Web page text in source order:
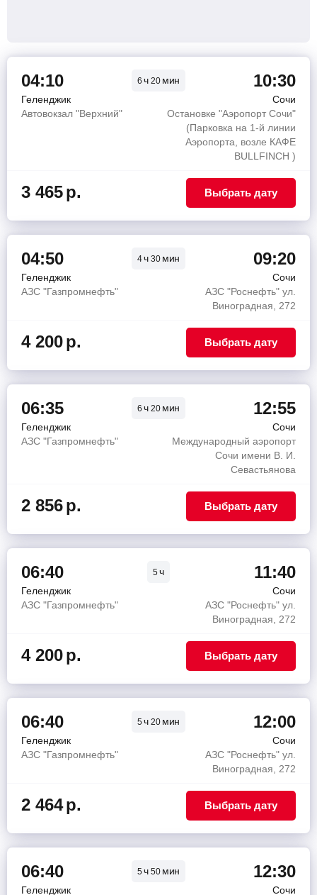
04:10 6ч 20 мин 10:30
Геленджик
Сочи
Автовокзал "Верхний"
Остановке "Аэропорт Сочи"
(Парковка на 1-й линии
Аэропорта, возле КАФЕ
BULLFINCH )
3 465р. Выбрать дату
04:50 4ч 30 мин 09:20
Геленджик
Сочи
АЗС "Газпромнефть"
АЗС "Роснефть" ул.
Виноградная, 272
4 200р. Выбрать дату
06:35 6ч 20 мин 12:55
Геленджик
Сочи
АЗС "Газпромнефть"
Международный аэропорт
Сочи имени В. И.
Севастьянова
2 856р. Выбрать дату
06:40 5ч 11:40
Геленджик
Сочи
АЗС "Газпромнефть"
АЗС "Роснефть" ул.
Виноградная, 272
4 200р. Выбрать дату
06:40 5ч 20 мин 12:00
Геленджик
Сочи
АЗС "Газпромнефть"
АЗС "Роснефть" ул.
Виноградная, 272
2 464р. Выбрать дату
06:40 5ч 50 мин 12:30
Геленджик Сочи